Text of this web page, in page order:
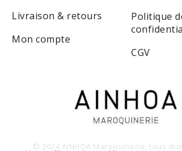
Livraison & retours
Mon compte
Politique
CGV
© 2024 AINHOA Maroquinerie, tous